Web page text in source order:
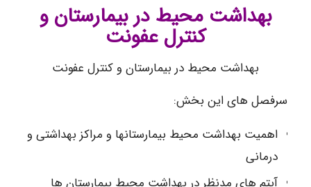
بهداشت محیط در بیمارستان و
کنترل عفونت
بهداشت محیط در بیمارستان و کنترل عفونت
سرفصل های این بخش:
اهمیت بهداشت محیط بیمارستانها و مراکز بهداشتی و
درمانی
آیتم های مدنظر در بهداشت محیط بیمارستان ها